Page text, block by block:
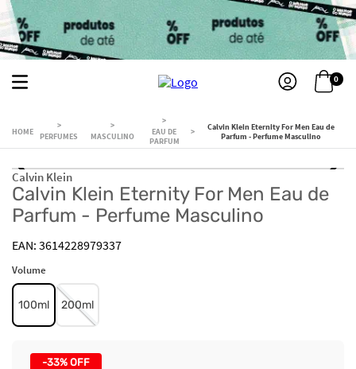
0
PERFUMES MASCULINO
EAU DE
PARFUM
Calvin Klein Eternity For Men Eau de
Parfum - Perfume Masculino
Calvin Klein
Calvin Klein Eternity For Men Eau de
Parfum - Perfume Masculino
3614228979337
Volume
100ml 200ml
-33% OFF